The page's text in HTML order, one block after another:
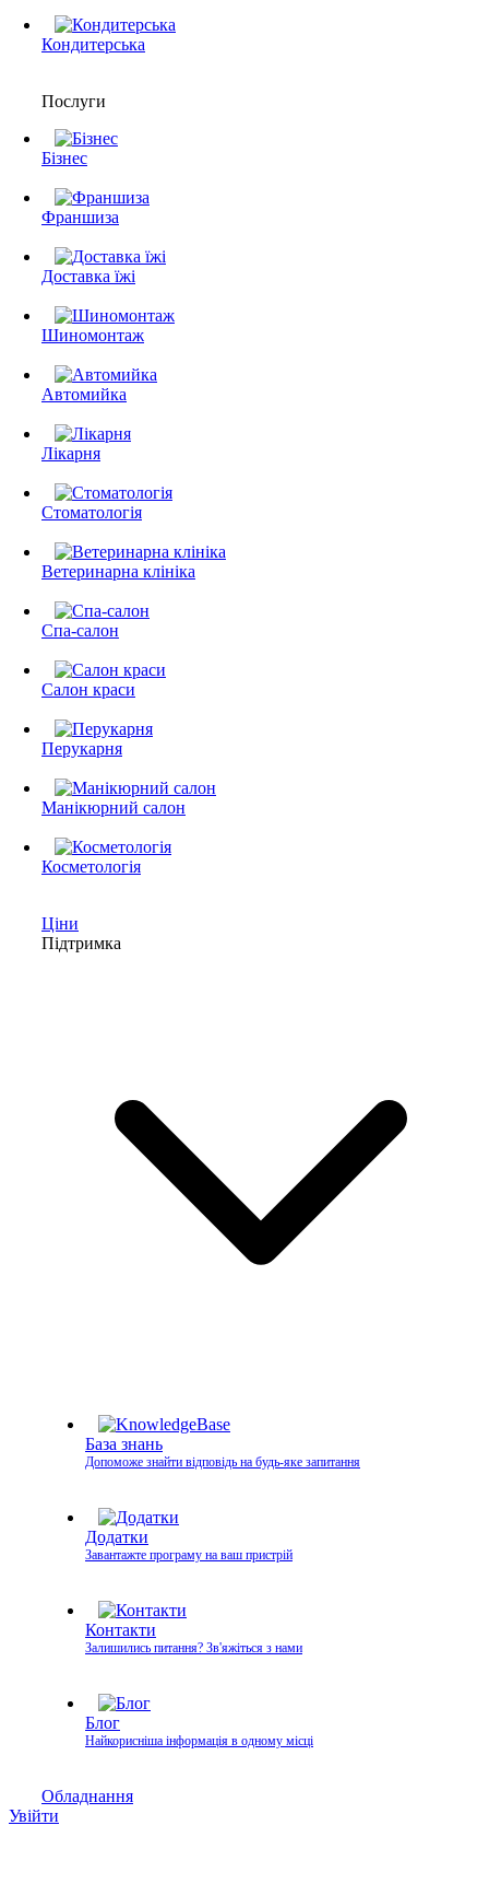
Кондитерська
Послуги
Бізнес
Франшиза
Доставка їжі
Шиномонтаж
Автомийка
Лікарня
Стоматологія
Ветеринарна клініка
Спа-салон
Салон краси
Перукарня
Манікюрний салон
Косметологія
Ціни
Підтримка
База знань
Допоможе знайти відповідь на будь-яке запитання
Додатки
Завантажте програму на ваш пристрій
Контакти
Залишились питання? Зв'яжіться з нами
Блог
Найкорисніша інформація в одному місці
Обладнання
Увійти